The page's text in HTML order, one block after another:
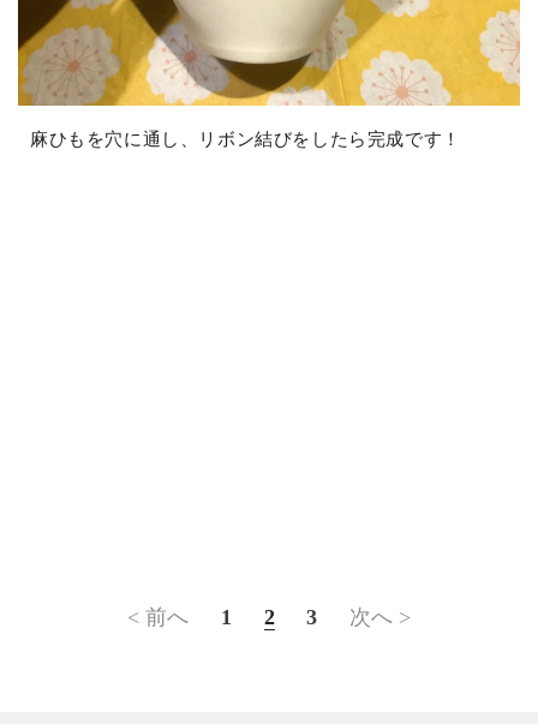
麻ひもを穴に通し、リボン結びをしたら完成です！
< 前へ 1 2 3 次へ >